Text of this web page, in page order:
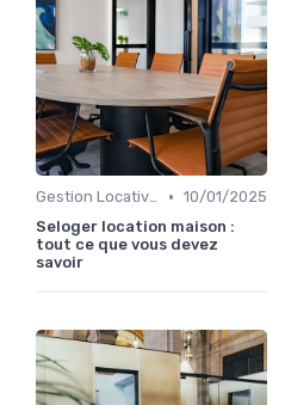
Gestion Locative et Asset Management • 10/01/2025
Seloger location maison :
tout ce que vous devez
savoir